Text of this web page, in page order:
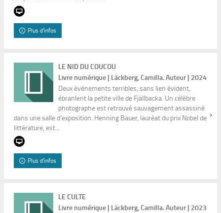
Plus d'infos
LE NID DU COUCOU
Livre numérique | Läckberg, Camilla. Auteur | 2024
Deux événements terribles, sans lien évident,
ébranlent la petite ville de Fjällbacka. Un célèbre
photographe est retrouvé sauvagement assassiné
dans une salle d'exposition. Henning Bauer, lauréat du prix Nobel de
littérature, est...
Plus d'infos
LE CULTE
Livre numérique | Läckberg, Camilla. Auteur | 2023